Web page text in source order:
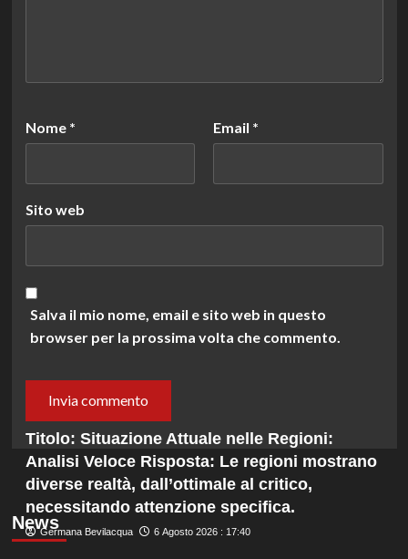
Nome * Email *
Sito web
Salva il mio nome, email e sito web in questo
browser per la prossima volta che commento.
News
Titolo: Situazione Attuale nelle Regioni:
Analisi Veloce Risposta: Le regioni mostrano
diverse realtà, dall’ottimale al critico,
necessitando attenzione specifica.
Germana Bevilacqua 6 Agosto 2026 : 17:40